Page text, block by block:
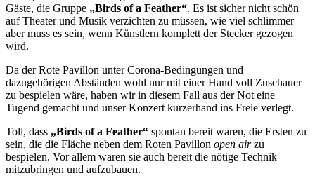
Gäste, die Gruppe „Birds of a Feather“. Es ist sicher nicht schön
auf Theater und Musik verzichten zu müssen, wie viel schlimmer
aber muss es sein, wenn Künstlern komplett der Stecker gezogen
wird.
Da der Rote Pavillon unter Corona-Bedingungen und
dazugehörigen Abständen wohl nur mit einer Hand voll Zuschauer
zu bespielen wäre, haben wir in diesem Fall aus der Not eine
Tugend gemacht und unser Konzert kurzerhand ins Freie verlegt.
Toll, dass „Birds of a Feather“ spontan bereit waren, die Ersten zu
sein, die die Fläche neben dem Roten Pavillon open airzu
bespielen. Vor allem waren sie auch bereit die nötige Technik
mitzubringen und aufzubauen.